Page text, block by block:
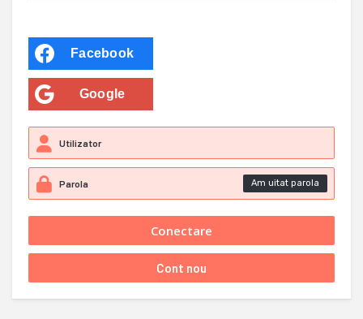
Facebook
Google
Am uitat parola